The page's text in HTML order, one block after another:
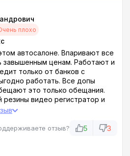
плохо
автосалоне. Впаривают все
завышенным ценам. Работают и
только от банков с
работать. Все допы
это только обещания.
резины видео регистратор и
обещания!
отзыв? 5 3